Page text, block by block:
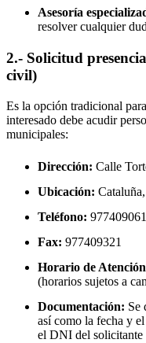
Asesoría
resolver cualquier
2.- Solicitud
civil)
Es la opción tradicional
interesado debe acudir
municipales:
Dirección: Calle
Ubicación:
Teléfono: 977409061
Fax: 977409321
Horario de
(horarios sujetos a
Documentación: Se
así como la fecha y
el DNI del solicitante